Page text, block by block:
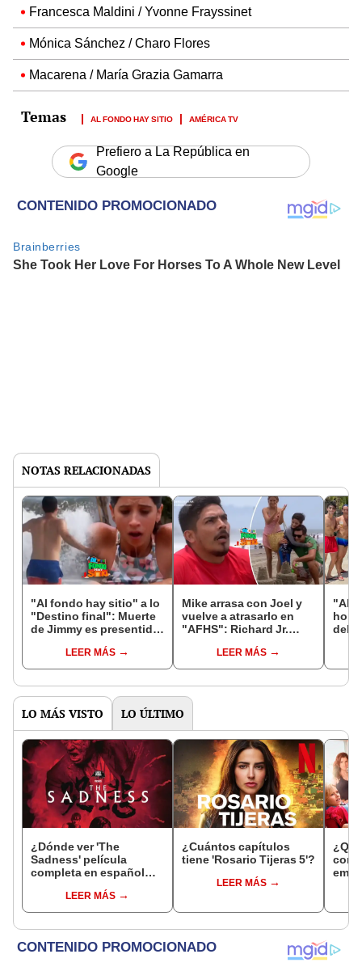
Francesca Maldini / Yvonne Frayssinet
Mónica Sánchez / Charo Flores
Macarena / María Grazia Gamarra
AL FONDO HAY SITIO AMÉRICA TV
Prefiero a La República en
Google
NOTAS RELACIONADAS
"Al fondo hay sitio" a lo
"Destino final": Muerte
de Jimmy es presentido
LEER MÁS
Mike arrasa con Joel y
vuelve a atrasarlo en
"AFHS": Richard Jr.
LEER MÁS
"Al
del
LO MÁS VISTO LO ÚLTIMO
¿Dónde ver 'The
Sadness' película
completa en español
LEER MÁS
¿Cuántos capítulos
tiene 'Rosario Tijeras 5'?
LEER MÁS